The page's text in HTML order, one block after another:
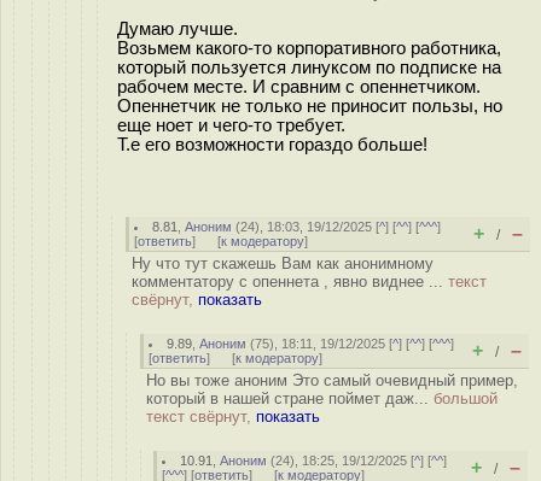
Думаю лучше.
Возьмем какого-то корпоративного работника,
который пользуется линуксом по подписке на
рабочем месте. И сравним с опеннетчиком.
Опеннетчик не только не приносит пользы, но
еще ноет и чего-то требует.
Т.е его возможности гораздо больше!
8.81 ,Аноним (24), 18:03, 19/12/2025 [^] [^^] [^^^]
[ответить] [к модератору] + / –
Ну что тут скажешь Вам как анонимному
комментатору с опеннета , явно виднее ... текст
свёрнут, показать
9.89 ,Аноним (75), 18:11, 19/12/2025 [^] [^^] [^^^]
[ответить] [к модератору] + / –
Но вы тоже аноним Это самый очевидный пример,
который в нашей стране поймет даж... большой
текст свёрнут, показать
10.91 ,Аноним (24), 18:25, 19/12/2025 [^] [^^]
[^^^] [ответить] [к модератору] + / –